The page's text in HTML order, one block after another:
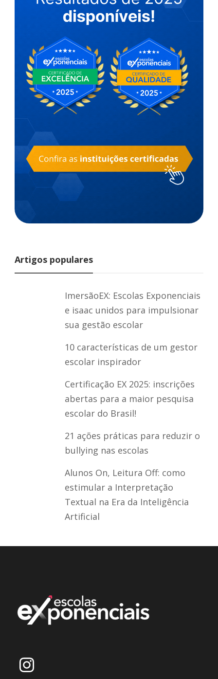
Artigos populares
ImersãoEX: Escolas Exponenciais
e isaac unidos para impulsionar
sua gestão escolar
10 características de um gestor
escolar inspirador
Certificação EX 2025: inscrições
abertas para a maior pesquisa
escolar do Brasil!
21 ações práticas para reduzir o
bullying nas escolas
Alunos On, Leitura Off: como
estimular a Interpretação
Textual na Era da Inteligência
Artificial